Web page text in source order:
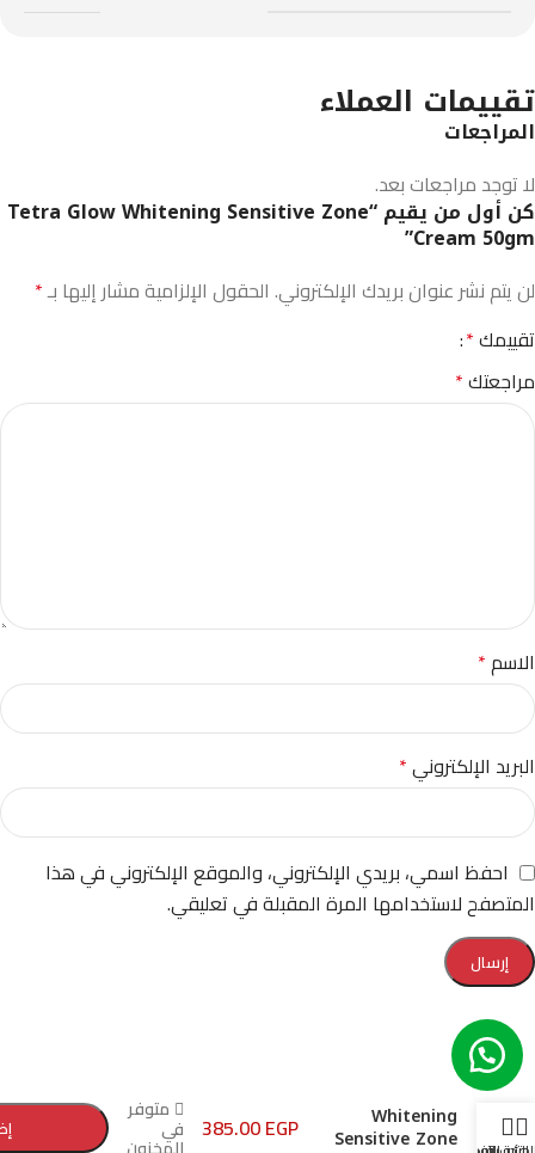
تقييمات العملاء
المراجعات
لا توجد مراجعات بعد.
كن أول من يقيم “Tetra Glow Whitening Sensitive Zone
Cream 50gm”
لن يتم نشر عنوان بريدك الإلكتروني. الحقول الإلزامية مشار إليها بـ*
تقييمك*
مراجعتك*
الاسم*
البريد الإلكتروني*
احفظ اسمي، بريدي الإلكتروني، والموقع الإلكتروني في هذا
المتصفح لاستخدامها المرة المقبلة في تعليقي.
Whitening
Sensitive Zone
385.00EGP
متوفر
في